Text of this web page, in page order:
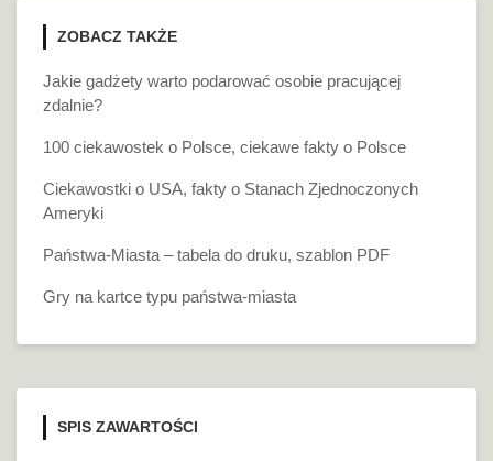
ZOBACZ TAKŻE
Jakie gadżety warto podarować osobie pracującej
zdalnie?
100 ciekawostek o Polsce, ciekawe fakty o Polsce
Ciekawostki o USA, fakty o Stanach Zjednoczonych
Ameryki
Państwa-Miasta – tabela do druku, szablon PDF
Gry na kartce typu państwa-miasta
SPIS ZAWARTOŚCI